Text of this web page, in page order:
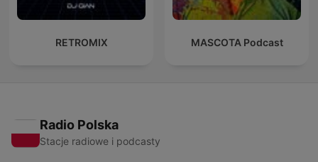
RETROMIX MASCOTA Podcast
Radio Polska
Stacje radiowe i podcasty